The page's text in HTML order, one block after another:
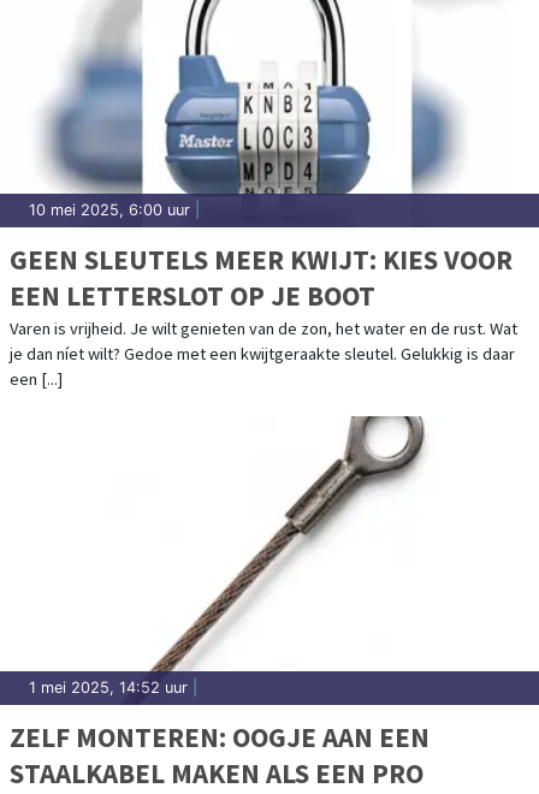
10 mei 2025, 6:00 uur
GEEN SLEUTELS MEER KWIJT: KIES VOOR
EEN LETTERSLOT OP JE BOOT
Varen is vrijheid. Je wilt genieten van de zon, het water en de rust. Wat
je dan níet wilt? Gedoe met een kwijtgeraakte sleutel. Gelukkig is daar
een [...]
1 mei 2025, 14:52 uur
ZELF MONTEREN: OOGJE AAN EEN
STAALKABEL MAKEN ALS EEN PRO